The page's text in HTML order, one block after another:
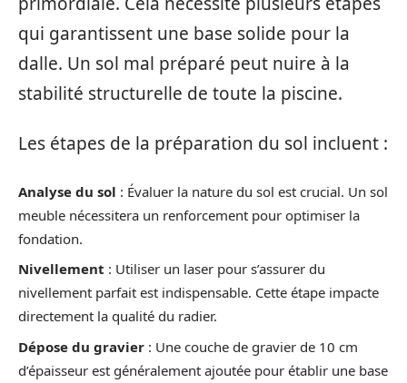
qui garantissent une base solide pour la
dalle. Un sol mal préparé peut nuire à la
stabilité structurelle de toute la piscine.
Les étapes de la préparation du sol incluent :
Analyse du sol : Évaluer la nature du sol est crucial. Un sol
meuble nécessitera un renforcement pour optimiser la
fondation.
Nivellement : Utiliser un laser pour s’assurer du
nivellement parfait est indispensable. Cette étape impacte
directement la qualité du radier.
Dépose du gravier : Une couche de gravier de 10 cm
d’épaisseur est généralement ajoutée pour établir une base